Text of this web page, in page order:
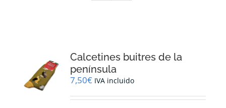
CARRITO
Calcetines buitres de la
península
7,50€ IVA incluido